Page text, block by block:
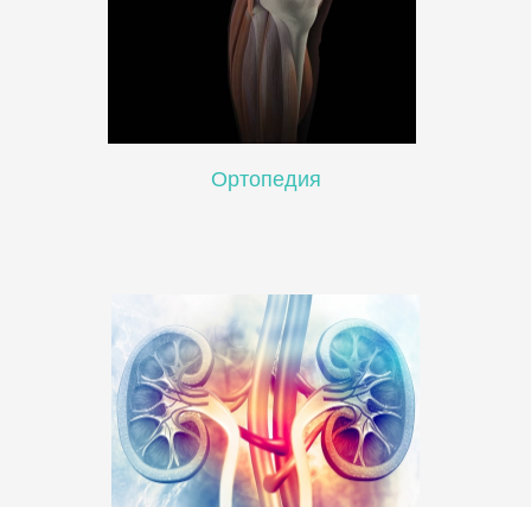
Oртопедия